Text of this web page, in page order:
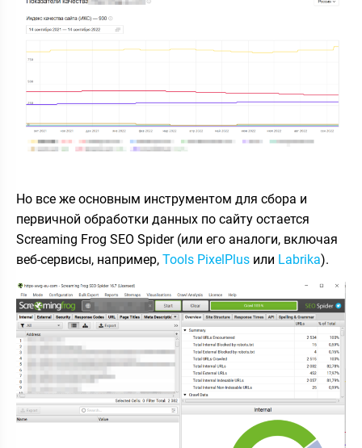
Но все же основным инструментом для сбора и
первичной обработки данных по сайту остается
Screaming Frog SEO Spider (или его аналоги, включая
веб-сервисы, например, Tools PixelPlus или Labrika).